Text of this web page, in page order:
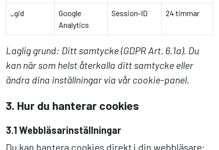
_gid
Google
Analytics
Session-ID 24 timmar
Laglig grund: Ditt samtycke (GDPR Art. 6.1a). Du
kan när som helst återkalla ditt samtycke eller
ändra dina inställningar via vår cookie-panel.
3. Hur du hanterar cookies
3.1 Webbläsarinställningar
Du kan hantera cookies direkt i din webbläsare: